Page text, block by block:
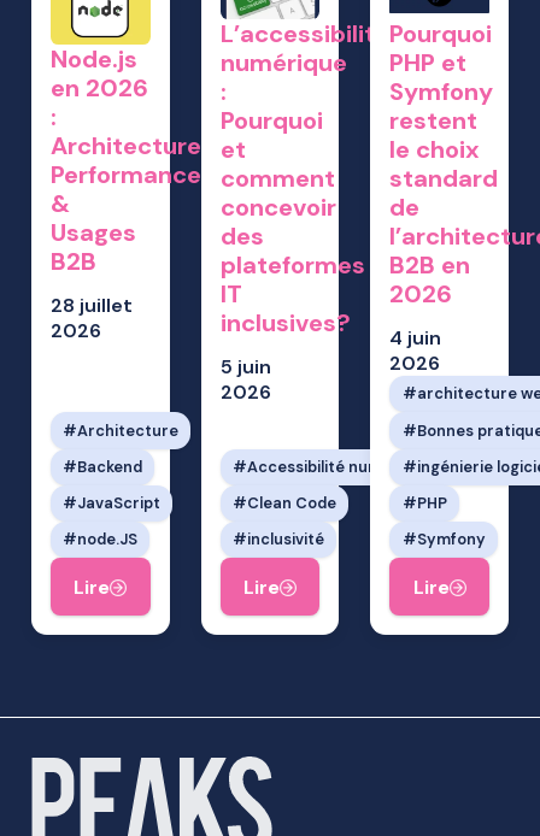
Node.js
en 2026
:
Architecture,
Performances
&
Usages
B2B
28 juillet
2026
Architecture
Backend
JavaScript
node.JS
Lire
L’accessibilité
numérique
:
Pourquoi
et
comment
concevoir
des
plateformes
IT
inclusives?
5 juin
2026
Accessibilité numérique
Clean Code
inclusivité
Lire
Pourquoi
PHP et
Symfony
restent
le choix
standard
de
B2B en
2026
4 juin
2026
architecture
Bonnes
ingénierie
PHP
Symfony
Lire